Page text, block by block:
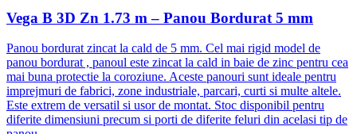
Vega B 3D Zn 1.73 m – Panou Bordurat 5 mm
Panou bordurat zincat la cald de 5 mm. Cel mai rigid model de
panou bordurat , panoul este zincat la cald in baie de zinc pentru cea
mai buna protectie la coroziune. Aceste panouri sunt ideale pentru
imprejmuri de fabrici, zone industriale, parcari, curti si multe altele.
Este extrem de versatil si usor de montat. Stoc disponibil pentru
diferite dimensiuni precum si porti de diferite feluri din acelasi tip de